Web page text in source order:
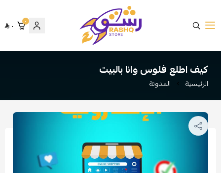
متجر رشق
٠ ٠
كيف اطلع فلوس وانا بالبيت
الرئيسية المدونة